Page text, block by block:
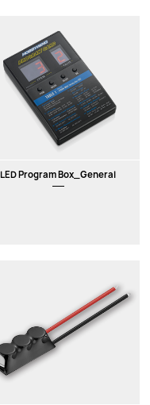
LED Program Box_General